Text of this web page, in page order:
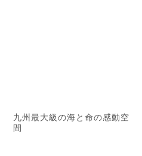
九州最大級の海と命の感動空
間